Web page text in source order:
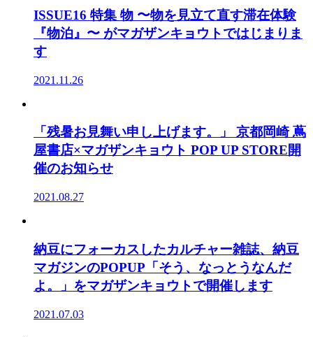
ISSUE16 特集 物 〜物を見立て直す滞在体験
『物泊』〜 がマガザンキョウトではじまりま
す
2021.11.26
「残暑お見舞い申し上げます。」 京都岡崎 蔦
屋書店×マガザンキョウト POP UP STORE開
催のお知らせ
2021.08.27
納豆にフォーカスしたカルチャー雑誌、納豆
マガジンのPOPUP「そう、なっとうなんだ
よ。」をマガザンキョウトで開催します
2021.07.03